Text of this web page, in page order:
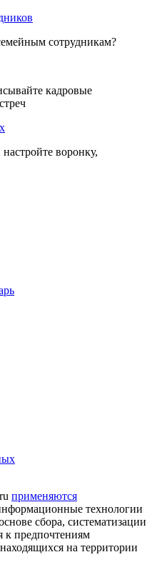
сотрудникам?
кадровые
воронку,
применяются
технологии
сбора, систематизации
к предпочтениям
на территории